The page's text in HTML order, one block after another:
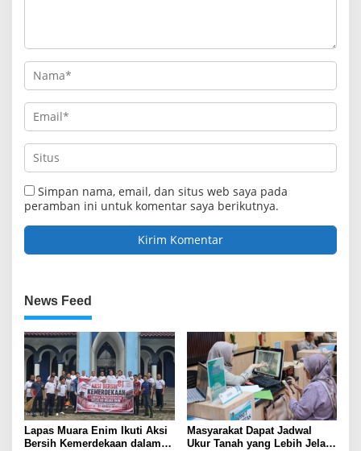
Simpan nama, email, dan situs web saya pada
peramban ini untuk komentar saya berikutnya.
News Feed
Lapas Muara Enim Ikuti Aksi
Bersih Kemerdekaan dalam
Masyarakat Dapat Jadwal
Ukur Tanah yang Lebih Jelas